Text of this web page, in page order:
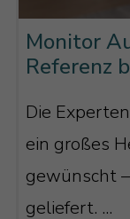
Monitor
Referenz
Die
ein großes
gewünscht
geliefert. ...